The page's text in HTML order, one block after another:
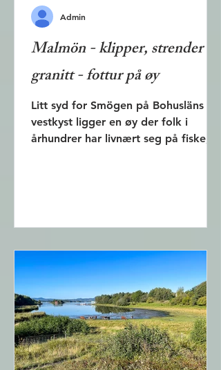
Malmön - klipper, strender og
granitt - fottur på øy
Litt syd for Smögen på Bohusläns
vestkyst ligger en øy der folk i
århundrer har livnært seg på fiske,
Admin